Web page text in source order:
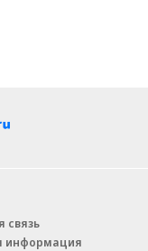
связь
информация